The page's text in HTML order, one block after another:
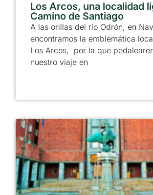
Los Arcos, una localidad
Camino de Santiago
A las orillas del río Odrón, en
encontramos la emblemática
Los Arcos, por la que
nuestro viaje en